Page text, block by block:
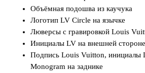
Объёмная подошва из каучука
Логотип LV Circle на язычке
Люверсы с гравировкой Louis
Инициалы LV на внешней стороне
Подпись Louis Vuitton, инициалы
Monogram на заднике